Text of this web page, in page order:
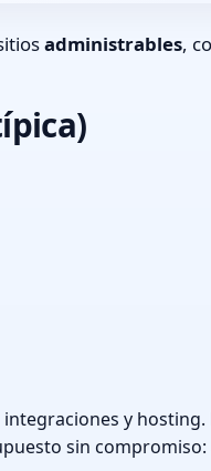
administrables,
y hosting.
sin